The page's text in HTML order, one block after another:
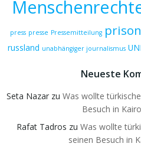
press presse Pressemitteilung prison
russland unabhängiger journalismus
Neueste
Seta Nazar zu Was wollte
Besuch in
Rafat Tadros zu Was wollte
seinen Besuch in